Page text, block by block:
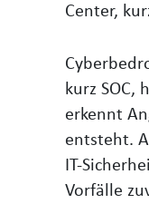
Center,
kurz SOC,
erkennt
entsteht.
Vorfälle